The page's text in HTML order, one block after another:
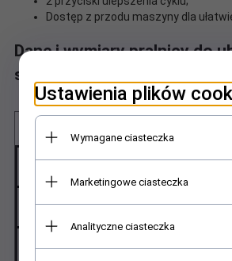
Dostęp z przodu maszyny dla
Dane i wymiary pralnicy do
specjalnych Electrolux
Zastrzegamy sobie prawo do zmiany
powiadomienia.
Prędkość prania/min
Prędkość obrotów/min (G-
Ustawienia plików
Wymagane ciasteczka
Marketingowe ciasteczka
Analityczne ciasteczka